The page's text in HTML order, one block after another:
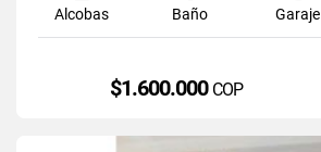
Alcobas Baño Garaje
$1.600.000 COP